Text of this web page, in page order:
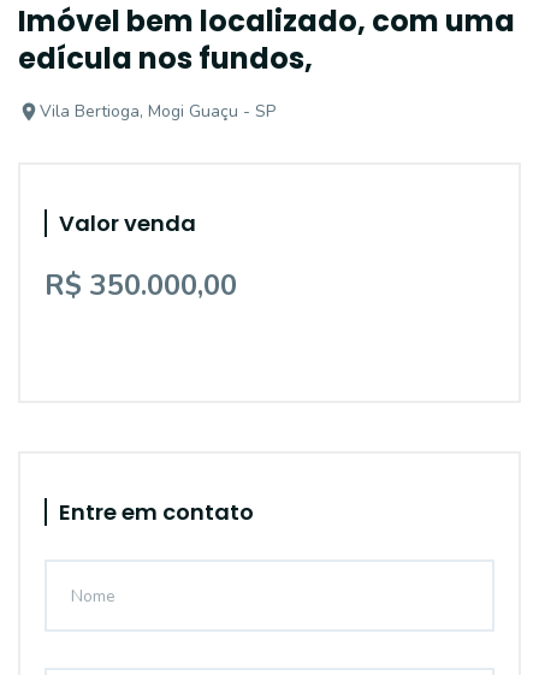
Imóvel bem localizado, com uma
edícula nos fundos,
Vila Bertioga, Mogi Guaçu - SP
Valor venda
R$ 350.000,00
Entre em contato